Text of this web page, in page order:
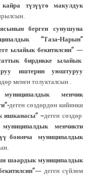
түзүүгө макулдук
берген сунушуна
“Таза-Нарын”
ылайык бекитилсин” —
бирдикке ылайык
иштерин уюштуруу
менен толукталсын .
менчик
деген сөздөрдөн кийинки
ишканасы” –деген сөздөр
менчикти
боюнча муниципалдык
шаардык муниципалдык
— деген сүйлөм